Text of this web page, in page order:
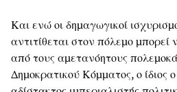
Και ενώ οι δημαγωγικοί
αντιτίθεται στον πόλεμο
από τους αμετανόητους
Δημοκρατικού Κόμματος, ο ίδιος